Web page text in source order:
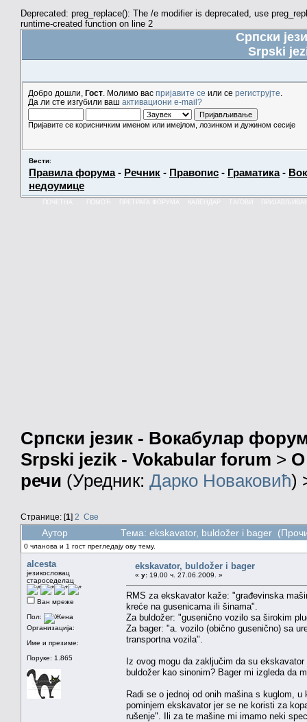
Deprecated: preg_replace(): The /e modifier is deprecated, use
runtime-created function on line 2
Српски
Srpski
Добро дошли, Гост . Молимо вас пријавите се или се региструјте
Да ли сте изгубили ваш активациони e-mail?
Пријавите се корисничким именом или имејлом, лозинком и дужином сесије
Вести:
Правила форума- Речник - Правопис - Граматика-
недоумице
КАЛЕНДАР
Српски језик - Вокабулар
Srpski jezik - Vokabular forum > О
речи (Уредник: Дарко Новаковић)
Странице: [1] 2 Све
Аутор Тема: ekskavator, buldožer i bager
0 чланова и 1 гост прегледају ову тему.
alcesta
језикословац
староседелац
Ван мреже
Пол:
Организација:
Име и презиме:
Поруке: 1.865
ekskavator, buldožer i bager
« у: 19.00 ч. 27.06.2009. »
RMS za ekskavator kaže: "građevinska
kreće na gusenicama ili šinama".
Za buldožer: "gusenično vozilo sa širokim
Za bager: "a. vozilo (obično gusenično) sa
transportna vozila".
Iz ovog mogu da zaključim da su
buldožer kao sinonim? Bager mi izgleda da
Radi se o jednoj od onih mašina s kuglom,
pominjem ekskavator jer se ne koristi za
rušenje". Ili za te mašine mi imamo neki